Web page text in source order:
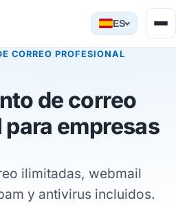
ES
CORREO PROFESIONAL
de correo
empresas
ilimitadas, webmail
y antivirus incluidos.